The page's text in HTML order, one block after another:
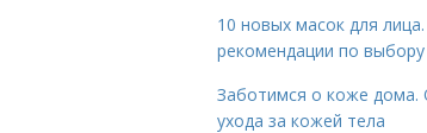
10 новых масок для
рекомендации по
Заботимся о коже дома.
ухода за кожей тела